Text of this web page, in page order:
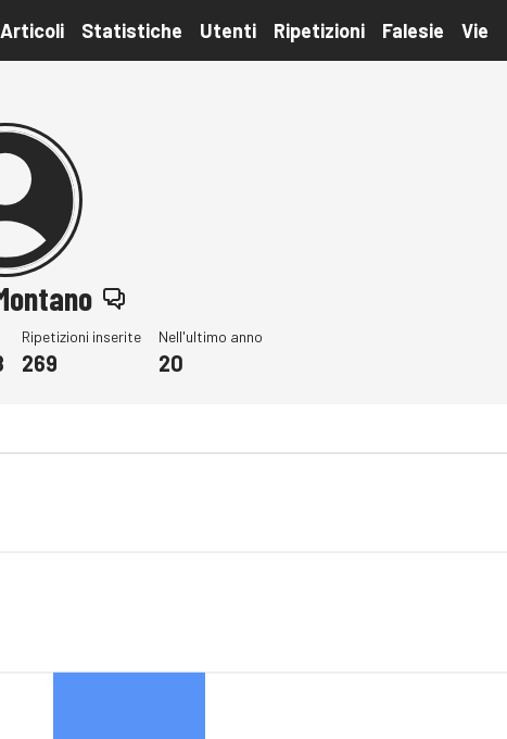
Articoli Statistiche Utenti Ripetizioni Falesie Vie
Ripetizioni inserite
269
Nell'ultimo anno
20